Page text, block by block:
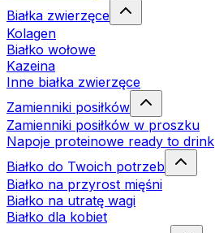
Białka zwierzęce
Kolagen
Białko wołowe
Kazeina
Inne białka zwierzęce
Zamienniki posiłków
Zamienniki posiłków w proszku
Napoje proteinowe ready to drink
Białko do Twoich potrzeb
Białko na przyrost mięśni
Białko na utratę wagi
Białko dla kobiet